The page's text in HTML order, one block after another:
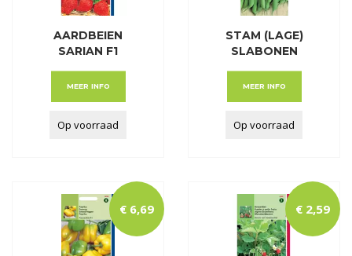
AARDBEIEN
SARIAN F1
MEER INFO
Op voorraad
STAM (LAGE)
SLABONEN
MEER INFO
Op voorraad
€ 6,69 € 2,59